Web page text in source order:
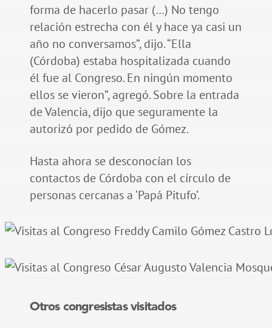
forma de hacerlo pasar (…) No tengo
relación estrecha con él y hace ya casi un
año no conversamos”, dijo. “Ella
(Córdoba) estaba hospitalizada cuando
él fue al Congreso. En ningún momento
ellos se vieron”, agregó. Sobre la entrada
de Valencia, dijo que seguramente la
autorizó por pedido de Gómez.
Hasta ahora se desconocían los
contactos de Córdoba con el círculo de
personas cercanas a ‘Papá Pitufo’.
Otros congresistas visitados